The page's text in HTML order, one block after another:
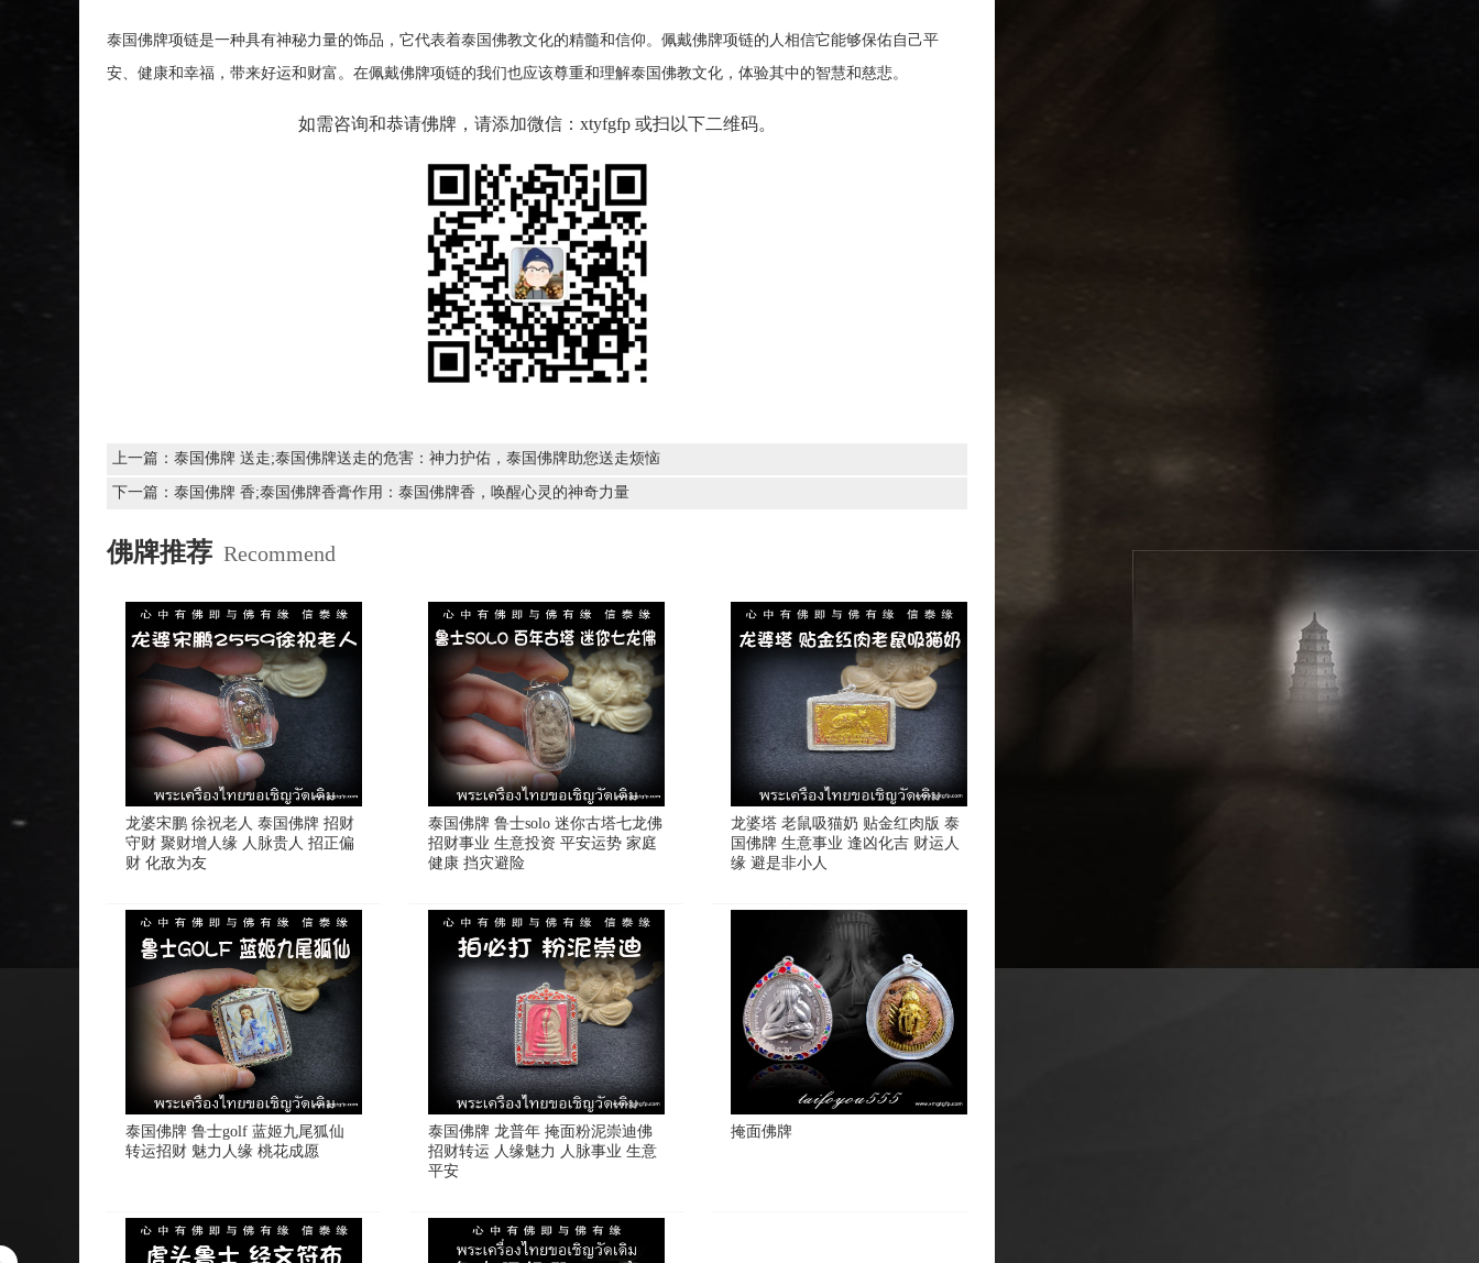
泰国佛牌项链是一种具有神秘力量的饰品，它代表着泰国佛教文化的精髓和信仰。佩戴佛牌项链的人相信它能够保佑自己平
安、健康和幸福，带来好运和财富。在佩戴佛牌项链的我们也应该尊重和理解泰国佛教文化，体验其中的智慧和慈悲。
如需咨询和恭请佛牌，请添加微信：xtyfgfp 或扫以下二维码。
上一篇： 泰国佛牌 送走;泰国佛牌送走的危害：神力护佑，泰国佛牌助您送走烦恼
下一篇： 泰国佛牌 香;泰国佛牌香膏作用：泰国佛牌香，唤醒心灵的神奇力量
佛牌推荐 Recommend
龙婆宋鹏 徐祝老人 泰国佛牌 招财
守财 聚财增人缘 人脉贵人 招正偏
财 化敌为友
泰国佛牌 鲁士solo 迷你古塔七龙佛
招财事业 生意投资 平安运势 家庭
健康 挡灾避险
龙婆塔 老鼠吸猫奶 贴金红肉版 泰
国佛牌 生意事业 逢凶化吉 财运人
缘 避是非小人
泰国佛牌 鲁士golf 蓝姬九尾狐仙
转运招财 魅力人缘 桃花成愿
泰国佛牌 龙普年 掩面粉泥崇迪佛
招财转运 人缘魅力 人脉事业 生意
平安
掩面佛牌